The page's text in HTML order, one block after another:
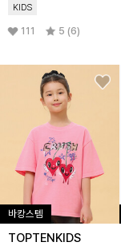
KIDS
111 5 (6)
바캉스템
TOPTENKIDS